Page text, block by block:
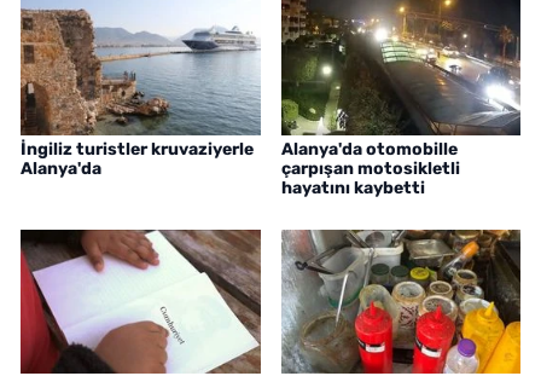
İngiliz turistler kruvaziyerle
Alanya'da
Alanya'da otomobille
çarpışan motosikletli
hayatını kaybetti